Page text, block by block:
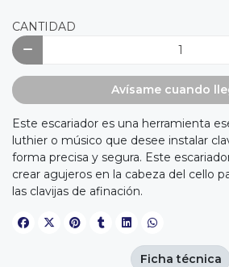
CANTIDAD
Avísame cuando
Este escariador es una herramienta
luthier o músico que desee instalar
forma precisa y segura. Este
crear agujeros en la cabeza del cello
las clavijas de afinación.
Ficha técnica